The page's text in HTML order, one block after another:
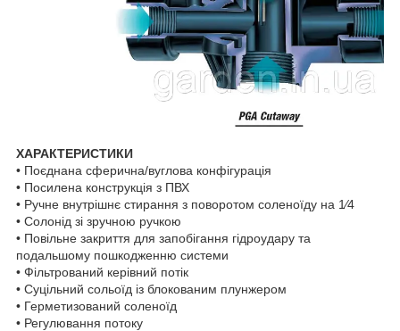
ХАРАКТЕРИСТИКИ
• Поєднана сферична/вуглова конфігурація
• Посилена конструкція з ПВХ
• Ручне внутрішнє стирання з поворотом соленоїду на 1⁄4
• Солонід зі зручною ручкою
• Повільне закриття для запобігання гідроудару та
подальшому пошкодженню системи
• Фільтрований керівний потік
• Суцільний сольоїд із блокованим плунжером
• Герметизований соленоїд
• Регулювання потоку